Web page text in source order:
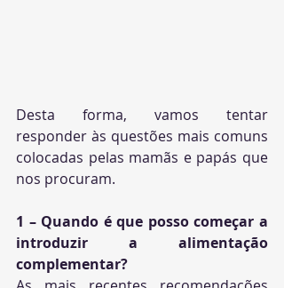
Desta forma, vamos tentar
responder às questões mais comuns
colocadas pelas mamãs e papás que
nos procuram.
1 – Quando é que posso começar a
introduzir a alimentação
complementar?